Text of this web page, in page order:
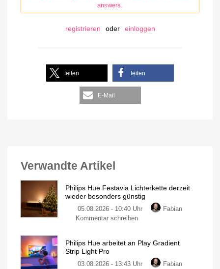
answers.
registrieren oder einloggen
teilen teilen
E-Mail
Verwandte Artikel
Philips Hue Festavia Lichterkette derzeit
wieder besonders günstig
05.08.2026 - 10:40 Uhr
Fabian
Kommentar schreiben
Philips Hue arbeitet an Play Gradient
Strip Light Pro
03.08.2026 - 13:43 Uhr
Fabian